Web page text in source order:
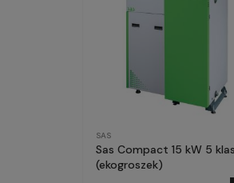
SAS
Sas Compact 15 kW 5 klasa
(ekogroszek)